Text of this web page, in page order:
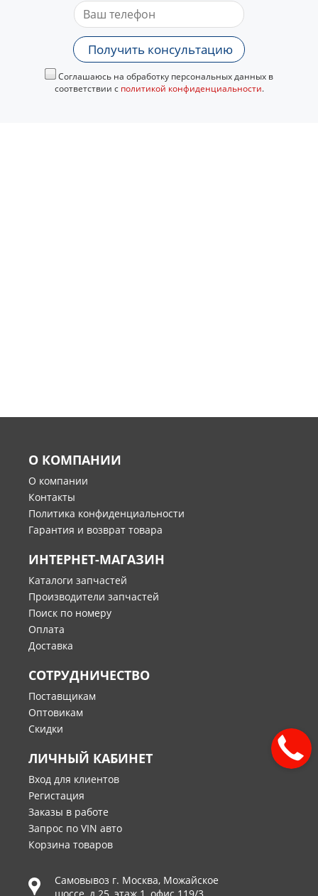
Получить консультацию
Соглашаюсь на обработку персональных данных в
соответствии с политикой конфиденциальности.
О КОМПАНИИ
О компании
Контакты
Политика конфиденциальности
Гарантия и возврат товара
ИНТЕРНЕТ-МАГАЗИН
Каталоги запчастей
Производители запчастей
Поиск по номеру
Оплата
Доставка
СОТРУДНИЧЕСТВО
Поставщикам
Оптовикам
Скидки
ЛИЧНЫЙ КАБИНЕТ
Вход для клиентов
Регистация
Заказы в работе
Запрос по VIN авто
Корзина товаров
Самовывоз г. Москва, Можайское